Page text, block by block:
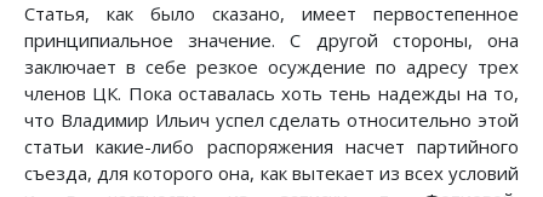
Статья, как было сказано, имеет первостепенное
принципиальное значение. С другой стороны, она
заключает в себе резкое осуждение по адресу трех
членов ЦК. Пока оставалась хоть тень надежды на то,
что Владимир Ильич успел сделать относительно этой
статьи какие-либо распоряжения насчет партийного
съезда, для которого она, как вытекает из всех условий